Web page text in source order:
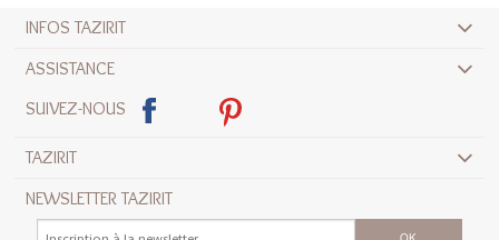
INFOS TAZIRIT
ASSISTANCE
SUIVEZ-NOUS
TAZIRIT
NEWSLETTER TAZIRIT